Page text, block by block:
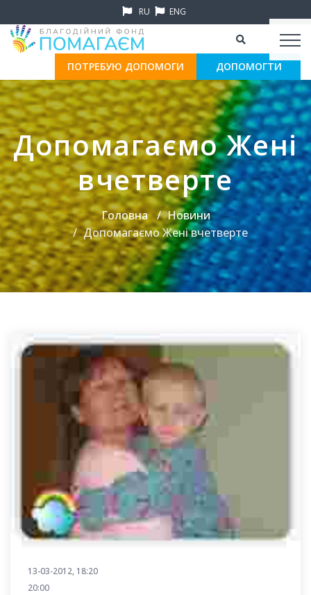
RU ENG
ПОТРЕБУЮ ДОПОМОГИ ДОПОМОГТИ
Допомагаємо Жені
вчетверте
Головна
Новини
Допомагаємо Жені вчетверте
13-03-2012, 18:20
20:00